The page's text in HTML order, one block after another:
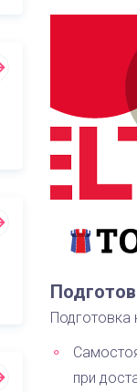
Подготовка
при